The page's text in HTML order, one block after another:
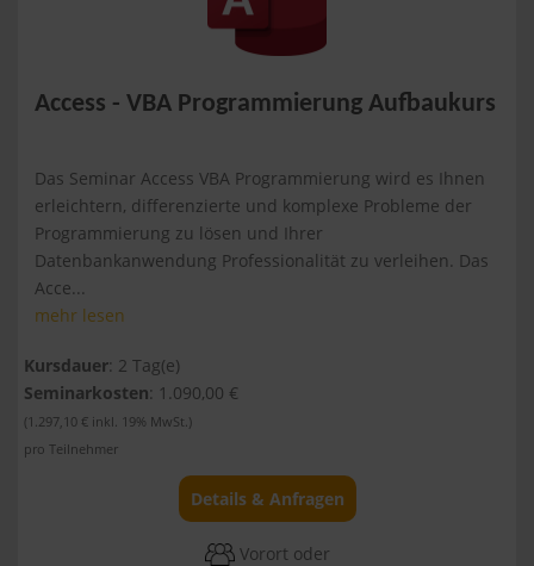
Access - VBA Programmierung Aufbaukurs
Das Seminar Access VBA Programmierung wird es Ihnen
erleichtern, differenzierte und komplexe Probleme der
Programmierung zu lösen und Ihrer
Datenbankanwendung Professionalität zu verleihen. Das
Acce...
mehr lesen
Kursdauer: 2 Tag(e)
Seminarkosten: 1.090,00 €
(1.297,10 € inkl. 19% MwSt.)
pro Teilnehmer
Details & Anfragen
Vorort oder